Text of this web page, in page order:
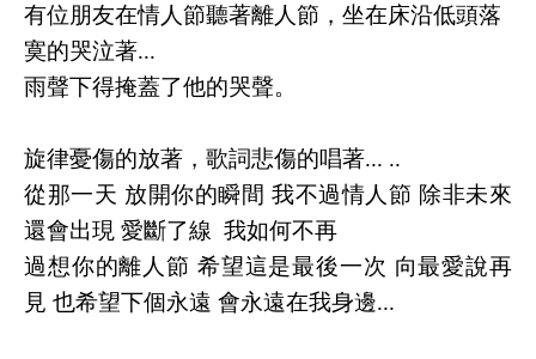
有位朋友在情人節聽著離人節，坐在床沿低頭落
寞的哭泣著...
雨聲下得掩蓋了他的哭聲。
旋律憂傷的放著，歌詞悲傷的唱著... ..
從那一天 放開你的瞬間 我不過情人節 除非未來
還會出現 愛斷了線 我如何不再
過想你的離人節 希望這是最後一次 向最愛說再
見 也希望下個永遠 會永遠在我身邊...